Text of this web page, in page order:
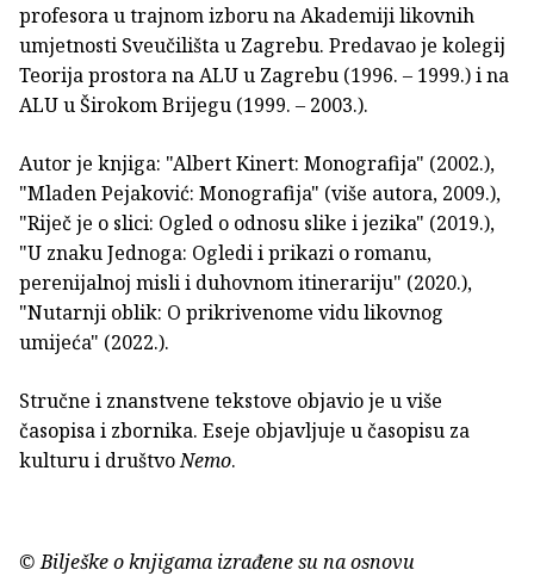
profesora u trajnom izboru na Akademiji likovnih
umjetnosti Sveučilišta u Zagrebu. Predavao je kolegij
Teorija prostora na ALU u Zagrebu (1996. – 1999.) i na
ALU u Širokom Brijegu (1999. – 2003.).
Autor je knjiga: "Albert Kinert: Monografija" (2002.),
"Mladen Pejaković: Monografija" (više autora, 2009.),
"Riječ je o slici: Ogled o odnosu slike i jezika" (2019.),
"U znaku Jednoga: Ogledi i prikazi o romanu,
perenijalnoj misli i duhovnom itinerariju" (2020.),
"Nutarnji oblik: O prikrivenome vidu likovnog
umijeća" (2022.).
Stručne i znanstvene tekstove objavio je u više
časopisa i zbornika. Eseje objavljuje u časopisu za
kulturu i društvoNemo.
© Bilješke o knjigama izrađene su na osnovu